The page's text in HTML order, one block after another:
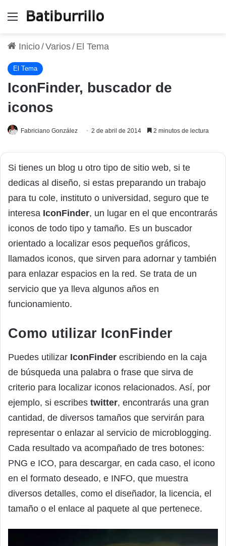
Menú
Inicio/Varios/ El Tema
El Tema
IconFinder, buscador de
iconos
Fabriciano González 2 de abril de 2014 2 minutos de lectura
Si tienes un blog u otro tipo de sitio web, si te
dedicas al diseño, si estas preparando un trabajo
para tu cole, instituto o universidad, seguro que te
interesa IconFinder, un lugar en el que encontrarás
iconos de todo tipo y tamaño. Es un buscador
orientado a localizar esos pequeños gráficos,
llamados iconos, que sirven para adornar y también
para enlazar espacios en la red. Se trata de un
servicio que ya lleva algunos años en
funcionamiento.
Como utilizar IconFinder
Puedes utilizar IconFinder escribiendo en la caja
de búsqueda una palabra o frase que sirva de
criterio para localizar iconos relacionados. Así, por
ejemplo, si escribes twitter, encontrarás una gran
cantidad, de diversos tamaños que servirán para
representar o enlazar al servicio de microblogging.
Cada resultado va acompañado de tres botones:
PNG e ICO, para descargar, en cada caso, el icono
en el formato deseado, e INFO, que muestra
diversos detalles, como el diseñador, la licencia, el
tamaño o el enlace al paquete al que pertenece.